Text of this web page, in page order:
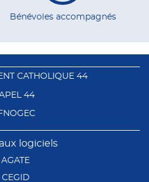
Bénévoles accompagnés
CATHOLIQUE 44
44
logiciels
CEGID